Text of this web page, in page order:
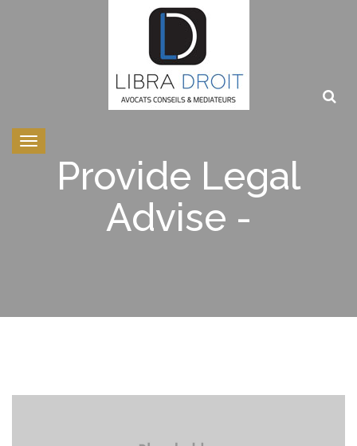
Toggle
navigationProvide Legal
Advise -